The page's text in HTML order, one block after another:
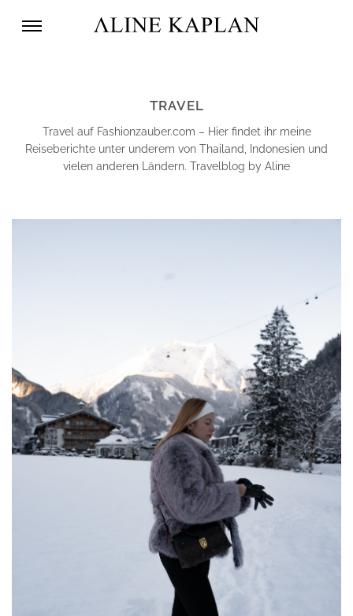
TRAVEL
Travel auf Fashionzauber.com – Hier findet ihr meine
Reiseberichte unter underem von Thailand, Indonesien und
vielen anderen Ländern. Travelblog by Aline